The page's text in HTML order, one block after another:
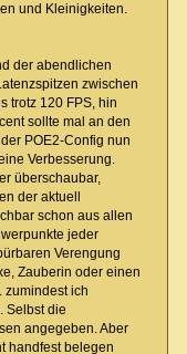
und Kleinigkeiten.
der abendlichen
zwischen
trotz 120 FPS, hin
sollte mal an den
POE2-Config nun
Verbesserung.
überschaubar,
der aktuell
schon aus allen
jeder
Verengung
Zauberin oder einen
zumindest ich
Selbst die
angegeben. Aber
handfest belegen